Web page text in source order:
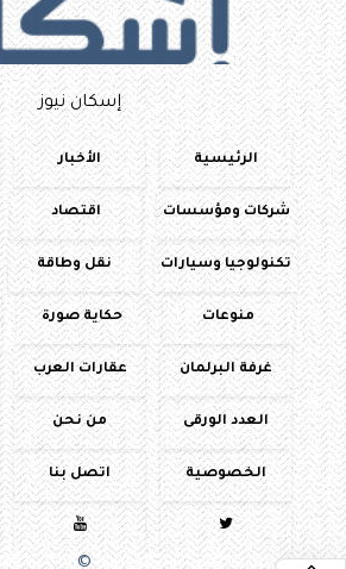
إسكان نيوز
الرئيسية الأخبار
شركات ومؤسسات اقتصاد
تكنولوجيا وسيارات نقل وطاقة
منوعات حكاية صورة
غرفة البرلمان عقارات العرب
العدد الورقى من نحن
الخصوصية اتصل بنا


جميع الحقوق محفوظة©2016 - 2026 - اسكان نيوز